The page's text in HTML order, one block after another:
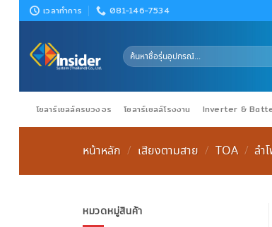
Skip
to
เวลาทำการ 081-146-7534
ค้นหา:
โซลาร์เซลล์ครบวงจร โซลาร์เซลล์โรงงาน Inverter &
หน้าหลัก / เสียงตามสาย / TOA / ลำ
หมวดหมู่สินค้า